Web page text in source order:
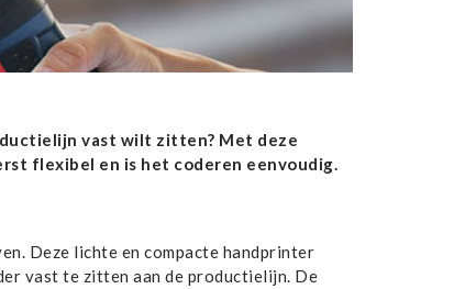
vast wilt zitten? Met deze
flexibel en is het coderen eenvoudig.
Deze lichte en compacte handprinter
vast te zitten aan de productielijn. De